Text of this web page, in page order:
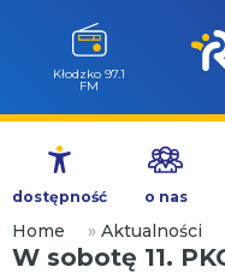
Przejdź
treści
Wołów 99.6
FM
dostępność o nas
Home » Aktualności
W sobotę 11.